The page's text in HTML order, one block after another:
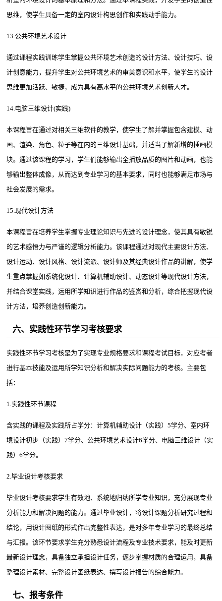
思维，使学生具备一定的室内设计构思创作和实践动手能力。
13.公共环境艺术设计
通过课程实践训练学生掌握公共环境艺术创造的设计方法、设计技巧、设
计创意能力，提升学生对公共环境艺术的审美意识和水平，使学生的设计
思维更加活跃、敏捷，成为具有高水平的公共环境艺术创新人才。
14.电脑三维设计(实践)
本课程旨在通过对相关三维软件的教学，使学生了解并掌握包含建模、动
画、渲染、角色、粒子等在内的三维设计基础，并适当了解新增的插画模
块。通过该课程的学习，学生们能够输出全播放品质的图片和动画，也能
够输出整体成像，从而达到专业学习的基本要求，同时也能够满足市场与
社会发展的需求。
15.现代设计方法
本课程旨在培养学生掌握专业理论知识与先进的设计理念，使其具有敏锐
的艺术感悟力与严谨的逻辑分析能力。该课程通过对现代主要设计方法、
设计运动、设计风格、设计流派、设计师及其经典设计作品的讲解，使学
生重点掌握如系统化设计、计算机辅助设计、动态设计等现代设计方法，
并结合课堂实践，运用所学知识进行作品的鉴赏和分析，综合把握现代设
计方法，培养创造创新能力。
六、实践性环节学习考核要求
实践性环节学习考核是为了实现专业规格要求和课程考试目标，对应考者
进行基本技能及运用所学知识分析和解决实际问题能力的考核。主要包
括：
1.实践性环节课程
含实践的课程及实践所占学分：计算机辅助设计（实践）5学分、室内环
境设计初步（实践）7学分、公共环境艺术设计6学分、电脑三维设计（实
践）6学分。
2.毕业设计考核要求
毕业设计考核要求学生有效地、系统地归纳所学专业知识，充分展现专业
分析能力和解决问题的能力。通过毕业设计，将设计课题分析研究过程和
结论，用设计图纸的形式作出完整性表达，是对多年专业学习的最终总结
与汇报。该环节要求学生充分熟悉设计流程及专业技术要求，能及时更新
最新设计理念，具备独立承担设计任务，逐步掌握材质的合理运用，具备
整理设计素材、完整设计图纸表达、撰写设计报告的综合能力。
七、报考条件